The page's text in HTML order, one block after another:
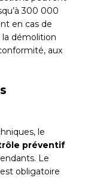
300 000
en cas de
démolition
aux
le
préventif
Le
obligatoire